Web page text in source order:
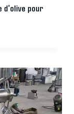
d'olive pour